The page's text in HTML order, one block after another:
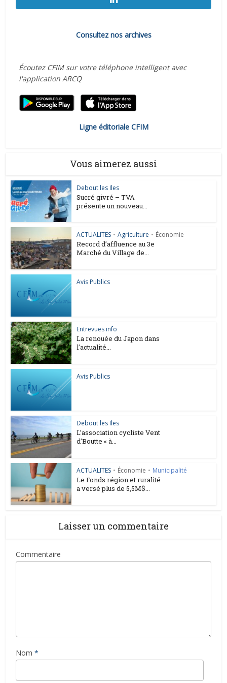
Consultez nos archives
Écoutez CFIM sur votre téléphone intelligent avec
l'application ARCQ
Ligne éditoriale CFIM
Vous aimerez aussi
Debout les Iles
Sucré givré – TVA
présente un nouveau...
ACTUALITES • Agriculture • Économie
Record d’affluence au 3e
Marché du Village de...
Avis Publics
Entrevues info
La renouée du Japon dans
l’actualité...
Avis Publics
Debout les Iles
L’association cycliste Vent
d’Boutte « à...
ACTUALITES • Économie • Municipalité
Le Fonds région et ruralité
a versé plus de 5,5M$...
Laisser un commentaire
Commentaire
Nom *